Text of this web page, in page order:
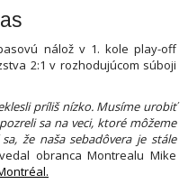
nálož v 1. kole play-off
2:1 v rozhodujúcom súboji
príliš nízko. Musíme urobiť
sa na veci, ktoré môžeme
že naša sebadôvera je stále
obranca Montrealu Mike